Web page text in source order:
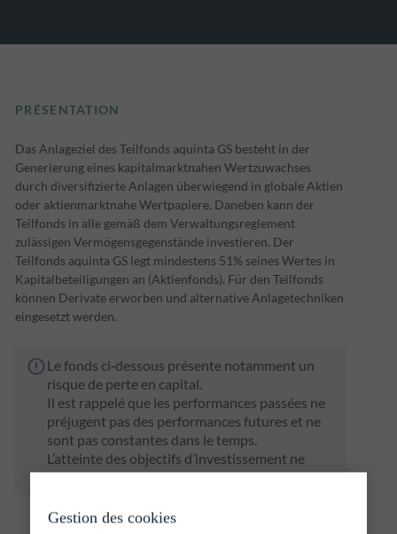
PRÉSENTATION
Das Anlageziel des Teilfonds aquinta GS besteht in der
Generierung eines kapitalmarktnahen Wertzuwachses
durch diversifizierte Anlagen überwiegend in globale Aktien
oder aktienmarktnahe Wertpapiere. Daneben kann der
Teilfonds in alle gemäß dem Verwaltungsreglement
zulässigen Vermögensgegenstände investieren. Der
Teilfonds aquinta GS legt mindestens 51% seines Wertes in
Kapitalbeteiligungen an (Aktienfonds). Für den Teilfonds
können Derivate erworben und alternative Anlagetechniken
eingesetzt werden.
Le fonds ci‑dessous présente notamment un
risque de perte en capital.
Il est rappelé que les performances passées ne
préjugent pas des performances futures et ne
sont pas constantes dans le temps.
L’atteinte des objectifs d’investissement ne
peut être garantie.
Gestion des cookies